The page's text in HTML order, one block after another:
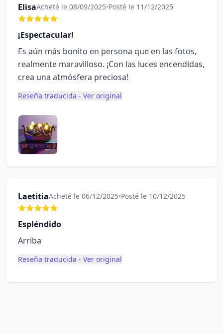
ElisaAcheté le 08/09/2025•Posté le 11/12/2025
¡Espectacular!
Es aún más bonito en persona que en las fotos,
realmente maravilloso. ¡Con las luces encendidas,
crea una atmósfera preciosa!
Reseña traducida - Ver original
LaetitiaAcheté le 06/12/2025•Posté le 10/12/2025
Espléndido
Arriba
Reseña traducida - Ver original